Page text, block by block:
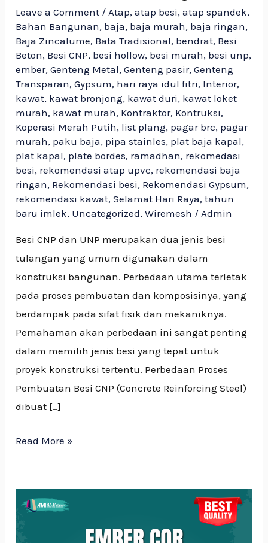
Leave a Comment /Atap,atap besi,atap spandek,
Bahan Bangunan, baja, baja murah, baja ringan,
Baja Zincalume, Bata Tradisional, bendrat, Besi
Beton, Besi CNP, besi hollow, besi murah, besi unp,
ember,Genteng Metal,Genteng pasir,Genteng
Transparan,Gypsum, hari raya idul fitri, Interior,
kawat, kawat bronjong, kawat duri, kawat loket
murah, kawat murah, Kontraktor, Kontruksi,
Koperasi Merah Putih, list plang, pagar brc, pagar
murah, paku baja, pipa stainles, plat baja kapal,
plat kapal, plate bordes, ramadhan, rekomedasi
besi, rekomendasi atap upvc, rekomendasi baja
ringan, Rekomendasi besi, Rekomendasi Gypsum,
rekomendasi kawat,Selamat Hari Raya,tahun
baru imlek, Uncategorized,Wiremesh /Admin
Besi CNP dan UNP merupakan dua jenis besi
tulangan yang umum digunakan dalam
konstruksi bangunan. Perbedaan utama terletak
pada proses pembuatan dan komposisinya, yang
berdampak pada sifat fisik dan mekaniknya.
Pemahaman akan perbedaan ini sangat penting
dalam memilih jenis besi yang tepat untuk
proyek konstruksi tertentu. Perbedaan Proses
Pembuatan Besi CNP (Concrete Reinforcing Steel)
dibuat […]
Read More »
Tips
Memilih